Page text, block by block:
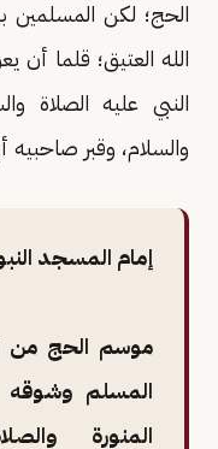
الحج؛ لكن المسلمين
الله العتيق؛ قلما
النبي عليه الصلاة
والسلام، وقبر صاحبيه
إمام المسجد
موسم الحج من
المسلم وشوقه
المنورة